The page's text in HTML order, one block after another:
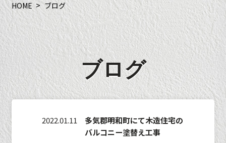
HOME ブログ
ブログ
2022.01.11
多気郡明和町にて木造住宅の
バルコニー塗替え工事